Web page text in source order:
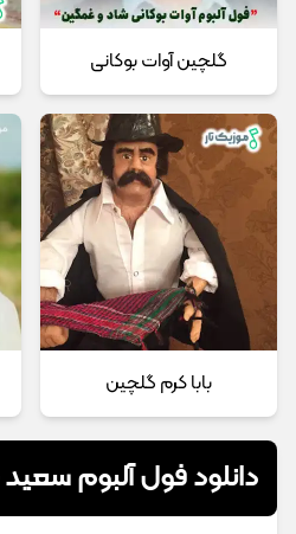
گلچین آوات بوکانی
بابا کرم گلچین
دانلود فول آلبوم